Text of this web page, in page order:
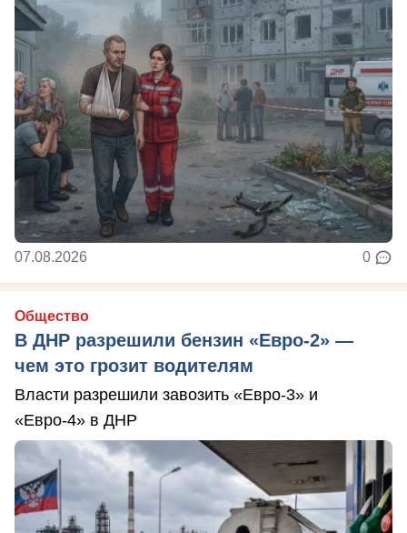
07.08.2026 0
Общество
В ДНР разрешили бензин «Евро-2» —
чем это грозит водителям
Власти разрешили завозить «Евро-3» и
«Евро-4» в ДНР